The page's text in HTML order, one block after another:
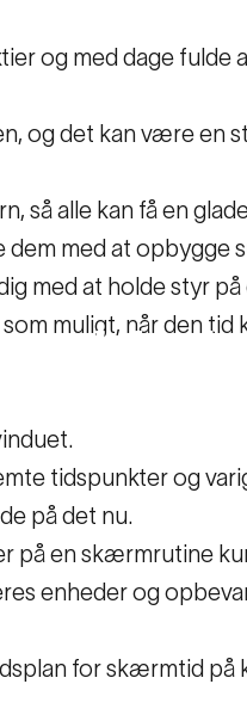
og med dage fulde
og det kan være en
så alle kan få en
med at opbygge
med at holde styr på
muligt, når den tid
tidspunkter og
på det nu.
på en skærmrutine
enheder og
for skærmtid på